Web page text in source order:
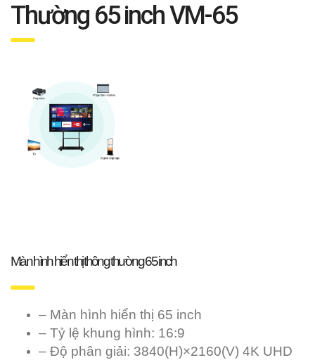
Thường 65 inch VM-65
Màn hình hiển thị thông thường 65 inch
– Màn hình hiển thị 65 inch
– Tỷ lệ khung hình: 16:9
– Độ phân giải: 3840(H)×2160(V) 4K UHD